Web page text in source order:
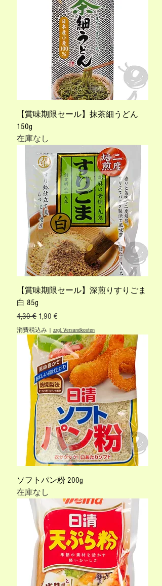
【賞味期限セール】抹茶細うどん
150g
在庫なし
【賞味期限セール】深煎りすりごま
白 85g
通常価格
4,30 € セール価格
1,90 €
消費税込み | zzgl. Versandkosten
ソフトパン粉 200g
在庫なし